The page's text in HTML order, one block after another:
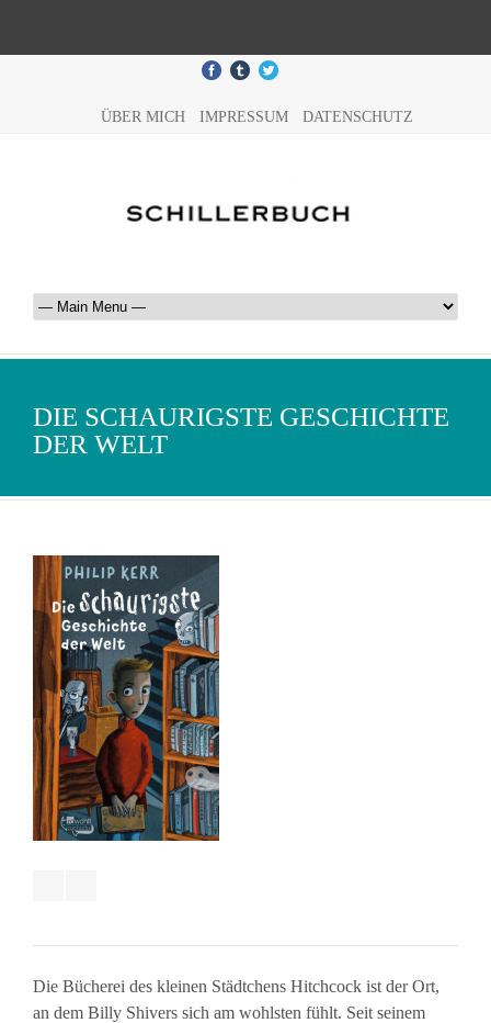
ÜBER MICH IMPRESSUM DATENSCHUTZ
DIE SCHAURIGSTE GESCHICHTE
DER WELT
Die Bücherei des kleinen Städtchens Hitchcock ist der Ort,
an dem Billy Shivers sich am wohlsten fühlt. Seit seinem